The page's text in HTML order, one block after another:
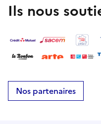
Ils nous
Nos partenaires